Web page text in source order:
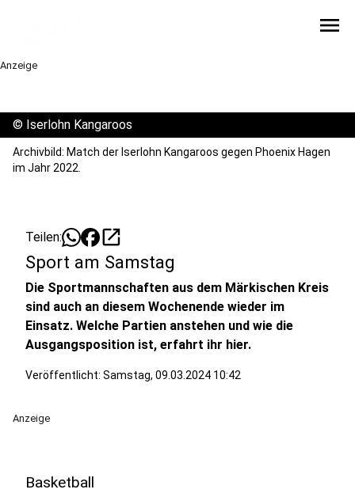
menu
Anzeige
© Iserlohn Kangaroos
Archivbild: Match der Iserlohn Kangaroos gegen Phoenix Hagen
im Jahr 2022.
Teilen: open_in_new
Sport am Samstag
Die Sportmannschaften aus dem Märkischen Kreis
sind auch an diesem Wochenende wieder im
Einsatz. Welche Partien anstehen und wie die
Ausgangsposition ist, erfahrt ihr hier.
Veröffentlicht: Samstag, 09.03.2024 10:42
Anzeige
Basketball